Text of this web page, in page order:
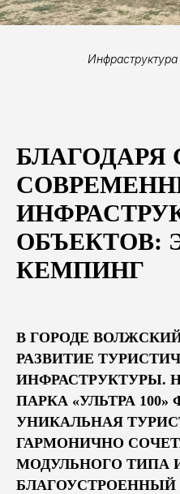
ОБЪЕКТОВ:
КЕМПИНГ
В ГОРОДЕ
РАЗВИТИЕ
ИНФРАСТРУКТУРЫ.
ПАРКА «УЛЬТРА
УНИКАЛЬНАЯ
ГАРМОНИЧНО
МОДУЛЬНОГО ТИПА
БЛАГОУСТРОЕННЫЙ